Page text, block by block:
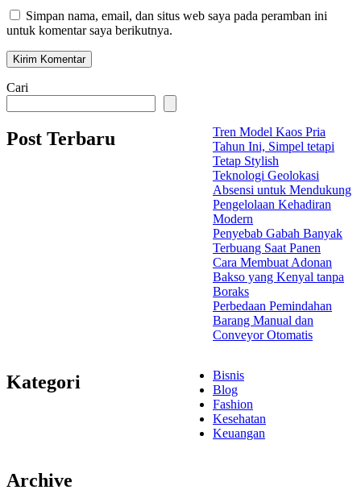
Simpan nama, email, dan situs web saya pada peramban ini
untuk komentar saya berikutnya.
Cari
Post Terbaru
Tren Model Kaos Pria
Tahun Ini, Simpel tetapi
Tetap Stylish
Teknologi Geolokasi
Absensi untuk Mendukung
Pengelolaan Kehadiran
Modern
Penyebab Gabah Banyak
Terbuang Saat Panen
Cara Membuat Adonan
Bakso yang Kenyal tanpa
Boraks
Perbedaan Pemindahan
Barang Manual dan
Conveyor Otomatis
Kategori
Bisnis
Blog
Fashion
Kesehatan
Keuangan
Archive